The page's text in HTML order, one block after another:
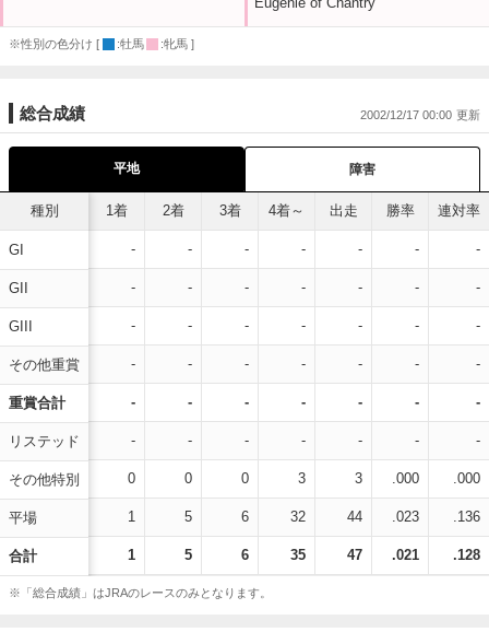
※性別の色分け [ :牡馬 :牝馬 ]
総合成績 2002/12/17 00:00
平地 障害
種別
GI
GII
GIII
その他重賞
重賞合計
リステッド
その他特別
平場
合計
1着 2着 3着 4着～ 出走 勝率 連対率
- - - - - - -
- - - - - - -
- - - - - - -
- - - - - - -
- - - - - - -
- - - - - - -
0 0 0 3 3 .000 .000
1 5 6 32 44 .023 .136
1 5 6 35 47 .021 .128
※「総合成績」はJRAのレースのみとなります。